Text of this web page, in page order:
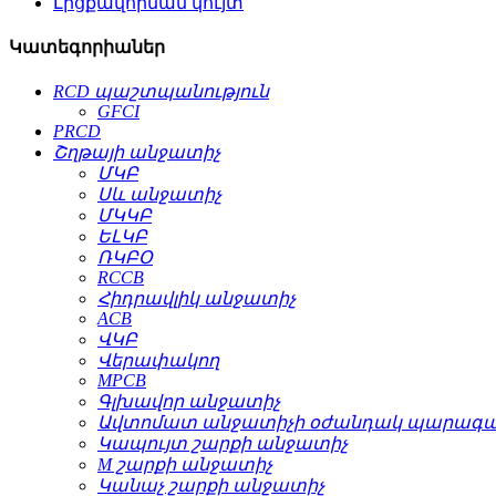
Կատեգորիաներ
RCD պաշտպանություն
GFCI
PRCD
Շղթայի անջատիչ
ՄԿԲ
Սև անջատիչ
ՄԿԿԲ
ԵԼԿԲ
ՌԿԲՕ
RCCB
Հիդրավլիկ անջատիչ
ACB
ՎԿԲ
Վերափակող
MPCB
Գլխավոր անջատիչ
Ավտոմատ անջատիչի օժանդակ
Կապույտ շարքի անջատիչ
M շարքի անջատիչ
Կանաչ շարքի անջատիչ